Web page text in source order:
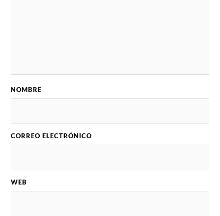
NOMBRE
CORREO ELECTRÓNICO
WEB